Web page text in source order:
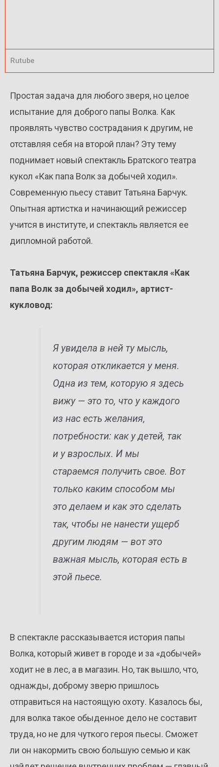
Rutube
Простая задача для любого зверя, но целое
испытание для доброго папы Волка. Как
проявлять чувство сострадания к другим, не
отставляя себя на второй план? Эту тему
поднимает новый спектакль Братского театра
кукол «Как папа Волк за добычей ходил».
Современную пьесу ставит Татьяна Барчук.
Опытная артистка и начинающий режиссер
учится в институте, и спектакль является ее
дипломной работой.
Татьяна Барчук, режиссер спектакля «Как
папа Волк за добычей ходил», артист-
кукловод:
Я увидела в ней ту мысль,
которая откликается у меня.
Одна из тем, которую я здесь
вижу — это то, что у каждого
из нас есть желания,
потребности: как у детей, так
и у взрослых. И мы
стараемся получить свое. Вот
только каким способом мы
это делаем и как это сделать
так, чтобы не нанести ущерб
другим людям — вот это
важная мысль, которая есть в
этой пьесе.
В спектакле рассказывается история папы
Волка, который живет в городе и за «добычей»
ходит не в лес, а в магазин. Но, так вышло, что,
однажды, доброму зверю пришлось
отправиться на настоящую охоту. Казалось бы,
для волка такое обыденное дело не составит
труда, но не для чуткого героя пьесы. Сможет
ли он накормить свою большую семью и как